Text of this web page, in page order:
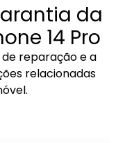
da
14 Pro
reparação e a
relacionadas